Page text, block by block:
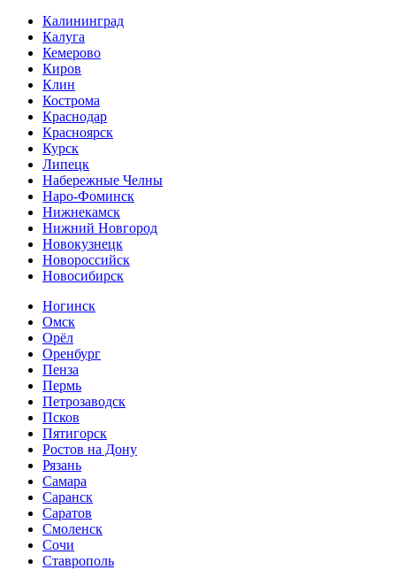
Калининград
Калуга
Кемерово
Киров
Клин
Кострома
Краснодар
Красноярск
Курск
Липецк
Набережные Челны
Наро-Фоминск
Нижнекамск
Нижний Новгород
Новокузнецк
Новороссийск
Новосибирск
Ногинск
Омск
Орёл
Оренбург
Пенза
Пермь
Петрозаводск
Псков
Пятигорск
Ростов на Дону
Рязань
Самара
Саранск
Саратов
Смоленск
Сочи
Ставрополь